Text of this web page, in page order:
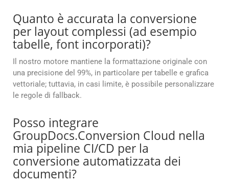
Quanto è accurata la conversione
per layout complessi (ad esempio
tabelle, font incorporati)?
Il nostro motore mantiene la formattazione originale con
una precisione del 99%, in particolare per tabelle e grafica
vettoriale; tuttavia, in casi limite, è possibile personalizzare
le regole di fallback.
Posso integrare
GroupDocs.Conversion Cloud nella
mia pipeline CI/CD per la
conversione automatizzata dei
documenti?